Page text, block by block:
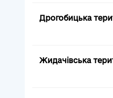
Дрогобицька
Жидачівська